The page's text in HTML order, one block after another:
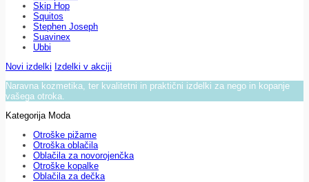
Skip Hop
Squitos
Stephen Joseph
Suavinex
Ubbi
Novi izdelki Izdelki v akciji
Naravna kozmetika, ter kvalitetni in praktični izdelki za nego in kopanje
vašega otroka.
Kategorija Moda
Otroške pižame
Otroška oblačila
Oblačila za novorojenčka
Otroške kopalke
Oblačila za dečka